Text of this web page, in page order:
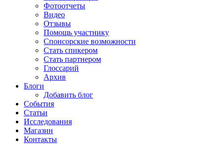
Фотоотчеты
Видео
Отзывы
Помощь участнику
Спонсорские возможности
Стать спикером
Стать партнером
Глоссарий
Архив
Блоги
Добавить блог
События
Статьи
Исследования
Магазин
Контакты